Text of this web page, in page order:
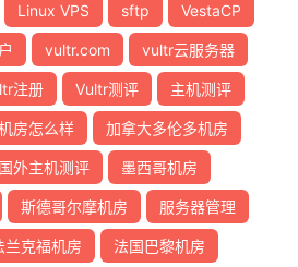
Linux VPS sftp VestaCP
vultr.com vultr云服务器
注册 Vultr测评 主机测评
房怎么样 加拿大多伦多机房
国外主机测评 墨西哥机房
斯德哥尔摩机房 服务器管理
兰克福机房 法国巴黎机房